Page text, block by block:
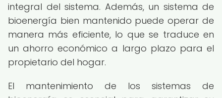
integral del sistema. Además, un sistema de
bioenergía bien mantenido puede operar de
manera más eficiente, lo que se traduce en
un ahorro económico a largo plazo para el
propietario del hogar.
El mantenimiento de los sistemas de